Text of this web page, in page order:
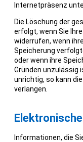
Internetpräsenz
Die Löschung der
erfolgt, wenn Sie
widerrufen, wenn
Speicherung
oder wenn ihre
Gründen unzulässig
unrichtig, so kann
verlangen.
Informationen, die